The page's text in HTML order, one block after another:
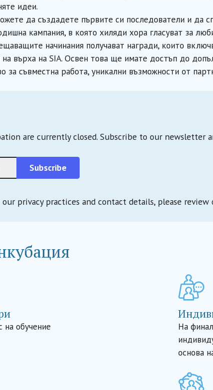
идеи.
да създадете първите си последователи и да
кампания, в която хиляди хора гласуват за
начинания получават награди, които
върха на SIA. Освен това ще имате достъп до
за съвместна работа, уникални възможности от
are currently closed. Subscribe to our newsletter
Subscribe
privacy practices and contact details, please review
на обучение
На
основа